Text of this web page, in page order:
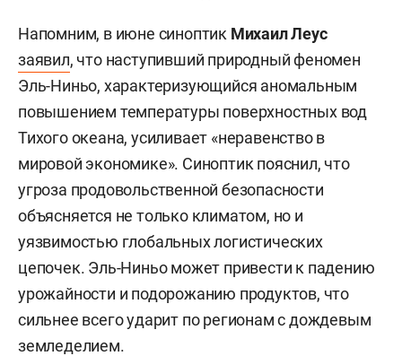
Напомним, в июне синоптик Михаил Леус
заявил, что наступивший природный феномен
Эль-Ниньо, характеризующийся аномальным
повышением температуры поверхностных вод
Тихого океана, усиливает «неравенство в
мировой экономике». Синоптик пояснил, что
угроза продовольственной безопасности
объясняется не только климатом, но и
уязвимостью глобальных логистических
цепочек. Эль-Ниньо может привести к падению
урожайности и подорожанию продуктов, что
сильнее всего ударит по регионам с дождевым
земледелием.